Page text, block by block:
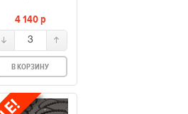
4 140p
3
В КОРЗИНУ